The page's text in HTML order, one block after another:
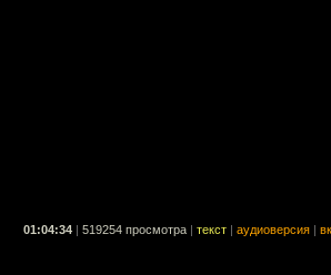
01:04:34 519254 просмотра текст аудиоверсия